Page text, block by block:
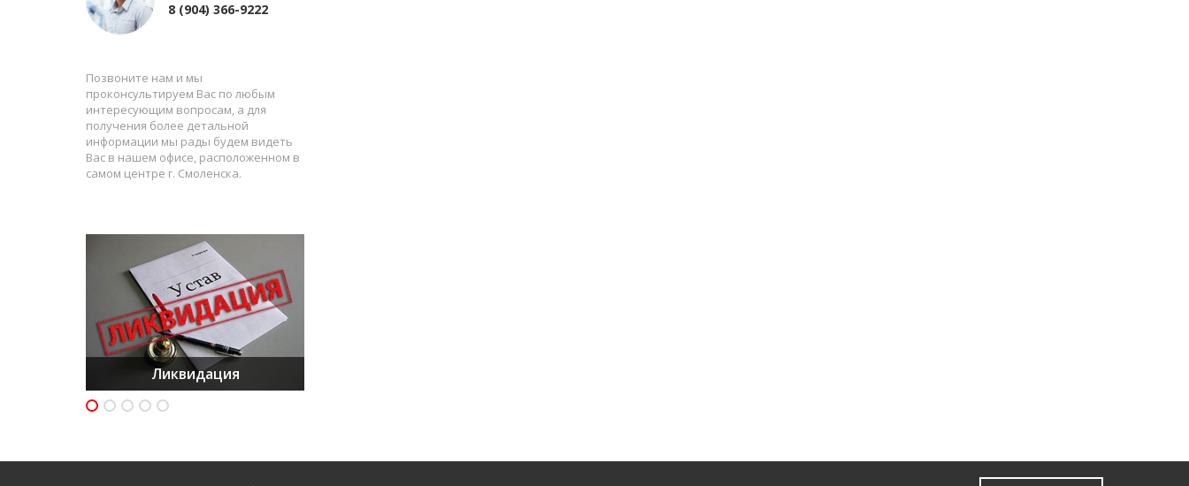
8 (904) 366-9222
Позвоните нам и мы
проконсультируем Вас по любым
интересующим вопросам, а для
получения более детальной
информации мы рады будем видеть
Вас в нашем офисе, расположенном в
самом центре г. Смоленска.
Ликвидация
Арбитражный суд
Банкротство
Бухгалтерское
сопровождение
Оптимизация структуры
бизнеса